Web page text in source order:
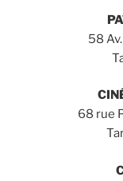
58
68 rue